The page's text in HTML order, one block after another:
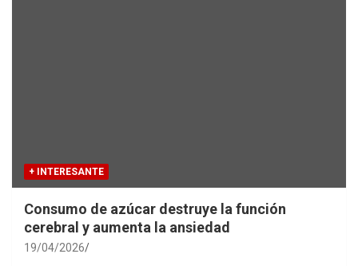
+ INTERESANTE
Consumo de azúcar destruye la función
cerebral y aumenta la ansiedad
19/04/2026